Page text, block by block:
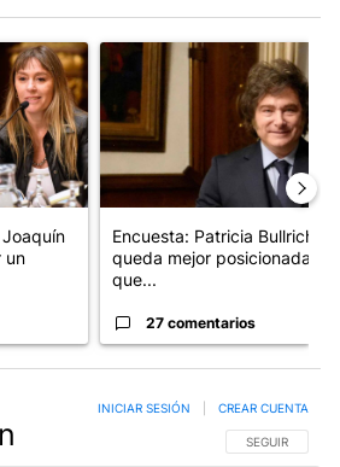
con el título "Di Tullio impugnó a
un
Un artículo de tendencia con
Encuesta: Patricia Bullrich
queda mejor posicionada
que...
27 comentarios
SIGA ESTA
SEGUIR
INICIAR SESIÓN CREAR CUENTA